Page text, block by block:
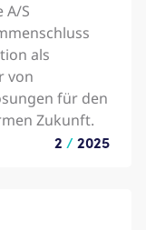
A/S
als
von
für den
Zukunft.
2 /2025